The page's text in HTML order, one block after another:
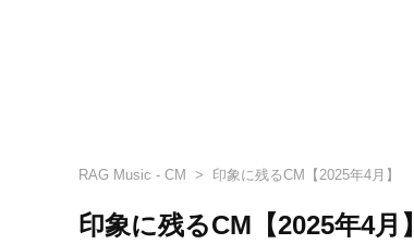
RAG Music - CM 印象に残るCM【2025年4月】
印象に残るCM【2025年4月】